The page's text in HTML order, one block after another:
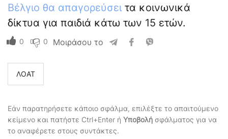
Βέλγιο θα απαγορεύσει τα κοινωνικά
δίκτυα για παιδιά κάτω των 15 ετών.
0 0 Μοιράσου το
ΛΟΑΤ
Εάν παρατηρήσετε κάποιο σφάλμα, επιλέξτε το απαιτούμενο
κείμενο και πατήστε Ctrl+Enter ή Υποβολή σφάλματος για να
το αναφέρετε στους συντάκτες.